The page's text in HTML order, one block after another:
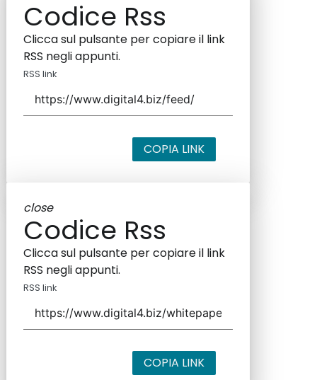
Codice Rss
Clicca sul pulsante per copiare il link
RSS negli appunti.
RSS link
COPIA LINK
close
Codice Rss
Clicca sul pulsante per copiare il link
RSS negli appunti.
RSS link
COPIA LINK